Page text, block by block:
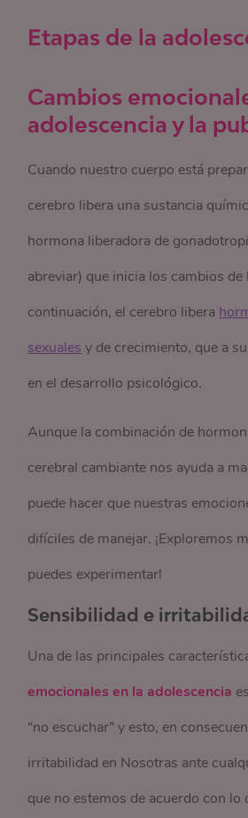
Etapas de la
Cambios
adolescencia y la
Cuando nuestro cuerpo está
cerebro libera una sustancia
hormona liberadora de
abreviar) que inicia los cambios de
continuación, el cerebro libera
sexuales y de crecimiento, que a
en el desarrollo psicológico.
Aunque la combinación de
cerebral cambiante nos ayuda a
puede hacer que nuestras
difíciles de manejar. ¡Exploremos
puedes experimentar!
Sensibilidad e
Una de las principales
emocionales en la adolescencia
“no escuchar” y esto, en
irritabilidad en Nosotras ante
que no estemos de acuerdo con lo